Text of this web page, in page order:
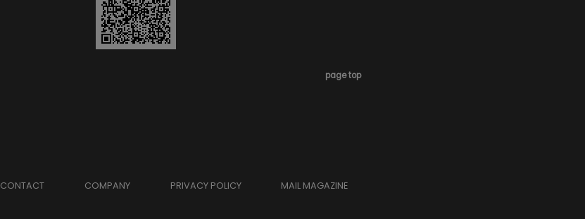
page top
CONTACT COMPANY PRIVACY POLICY MAIL MAGAZINE